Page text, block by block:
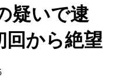
疑いで逮
回から絶望